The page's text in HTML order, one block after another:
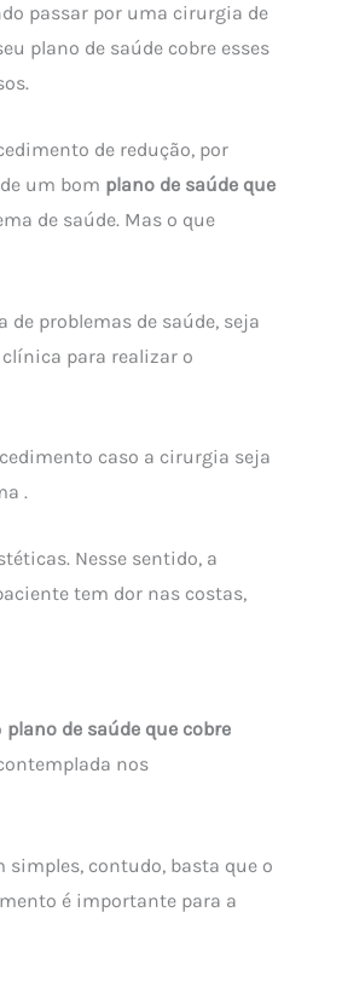
passar por uma cirurgia de
plano de saúde cobre esses
de redução, por
um bom plano de saúde que
de saúde. Mas o que
problemas de saúde, seja
para realizar o
caso a cirurgia seja
.
Nesse sentido, a
tem dor nas costas,
plano de saúde que cobre
nos
simples, contudo, basta que o
é importante para a